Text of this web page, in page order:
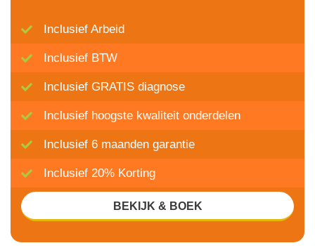
Inclusief Arbeid
Inclusief BTW
Inclusief GRATIS diagnose
Inclusief hoogste kwaliteit onderdelen
Inclusief 6 maanden garantie
Inclusief 20% Korting
BEKIJK & BOEK